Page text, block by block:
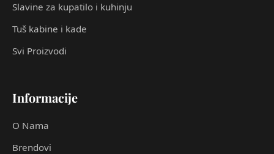
Slavine za kupatilo i kuhinju
Tuš kabine i kade
Svi Proizvodi
Informacije
O Nama
Brendovi